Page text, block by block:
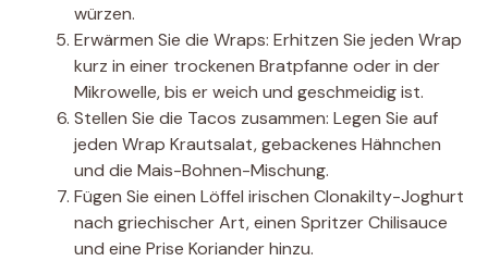
würzen.
Erwärmen Sie die Wraps: Erhitzen Sie jeden Wrap
kurz in einer trockenen Bratpfanne oder in der
Mikrowelle, bis er weich und geschmeidig ist.
Stellen Sie die Tacos zusammen: Legen Sie auf
jeden Wrap Krautsalat, gebackenes Hähnchen
und die Mais-Bohnen-Mischung.
Fügen Sie einen Löffel irischen Clonakilty-Joghurt
nach griechischer Art, einen Spritzer Chilisauce
und eine Prise Koriander hinzu.